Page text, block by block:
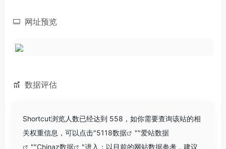
网址预览
数据评估
Shortcut浏览人数已经达到 558，如你需要查询该站的相
关权重信息，可以点击"5118数据 ""爱站数据
""Chinaz数据 "进入；以目前的网站数据参考，建议